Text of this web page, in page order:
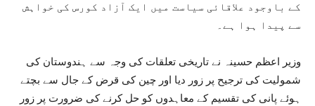
کے باوجود علاقائی سیاست میں ایک آزاد کورس کی خواہش
سے پیدا ہوا ہے۔
وزیر اعظم حسینہ نے تاریخی تعلقات کی وجہ سے ہندوستان کی
شمولیت کی ترجیح پر زور دیا اور چین کی قرض کے جال سے بچتے
ہوئے پانی کی تقسیم کے معاہدوں کو حل کرنے کی ضرورت پر زور